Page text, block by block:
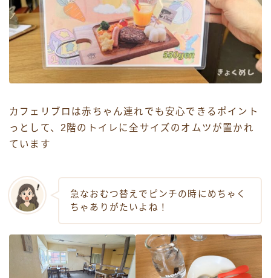
カフェリブロは赤ちゃん連れでも安心できるポイント
っとして、2階のトイレに全サイズのオムツが置かれ
ています
急なおむつ替えでピンチの時にめちゃく
ちゃありがたいよね！